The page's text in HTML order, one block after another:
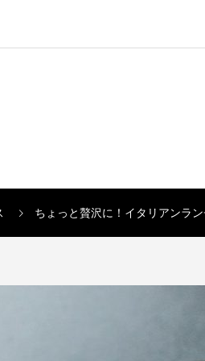
ちょっと贅沢に！イタリアンラ